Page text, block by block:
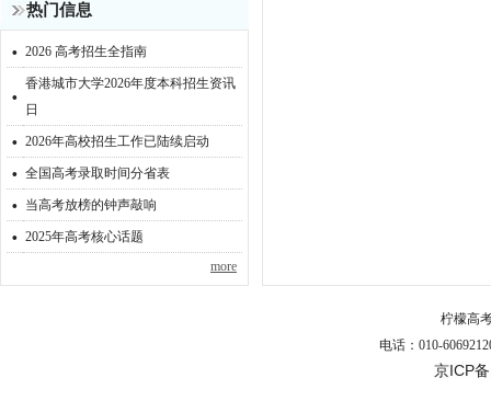
热门信息
· 2026 高考招生全指南
· 香港城市大学2026年度本科招生资讯
日
· 2026年高校招生工作已陆续启动
· 全国高考录取时间分省表
· 当高考放榜的钟声敲响
· 2025年高考核心话题
more
柠檬高
电话：010-
京ICP